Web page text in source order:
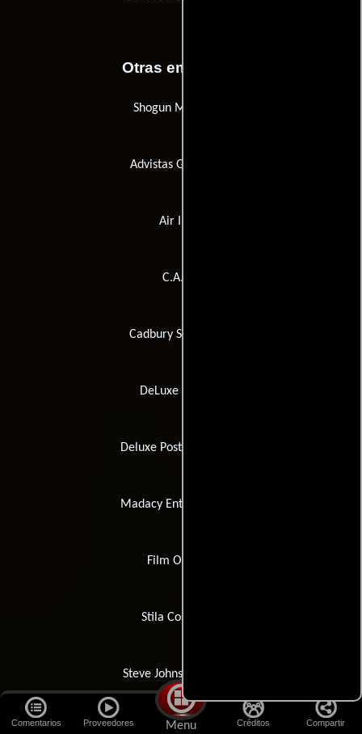
Comentarios Proveedores Menu Créditos Compartir
Otras empresas
Shogun Music Ltd.
Advistas Glow Signs
Air India
C.A.P.S.
Cadbury Schweppes
DeLuxe Toronto
Deluxe Post-Production
Madacy Entertainment
Film Opticals
Stila Cosmetics
Steve Johnson\\\'s XFX
Dolby Laboratories